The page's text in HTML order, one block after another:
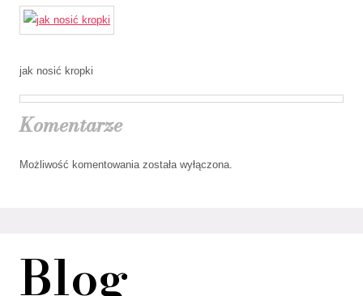
jak nosić kropki
Komentarze
Możliwość komentowania została wyłączona.
Blog